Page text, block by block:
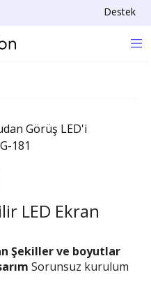
Destek
LED Ekran
Şekiller ve boyutlar
Sorunsuz kurulum